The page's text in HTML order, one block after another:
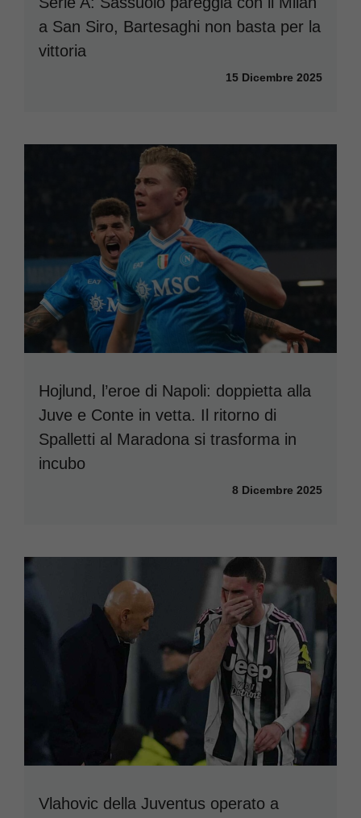
a San Siro, Bartesaghi non basta per la
vittoria
15 Dicembre 2025
Hojlund, l’eroe di Napoli: doppietta alla
Juve e Conte in vetta. Il ritorno di
Spalletti al Maradona si trasforma in
incubo
8 Dicembre 2025
Vlahovic della Juventus operato a